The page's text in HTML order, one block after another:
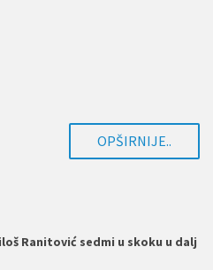
OPŠIRNIJE..
Ranitović sedmi u skoku u dalj